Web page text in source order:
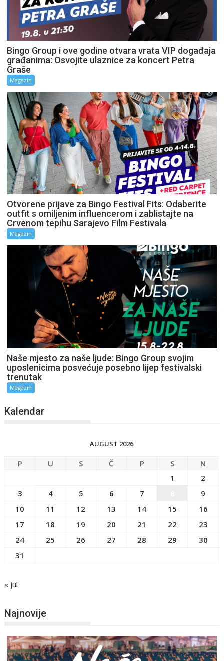
Bingo Group i ove godine otvara vrata VIP događaja
građanima: Osvojite ulaznice za koncert Petra
Graše
Magazin
Otvorene prijave za Bingo Festival Fits: Odaberite
outfit s omiljenim influencerom i zablistajte na
Crvenom tepihu Sarajevo Film Festivala
Magazin
Naše mjesto za naše ljude: Bingo Group svojim
uposlenicima posvećuje posebno lijep festivalski
trenutak
Magazin
Kalendar
AUGUST 2026
P U S Č P S
N
1
2
3
4 5 6 7
9
10
11 12 13 14 15
16
17
18 19 20 21 22
23
24
25 26 27 28 29
30
31
« jul
Najnovije